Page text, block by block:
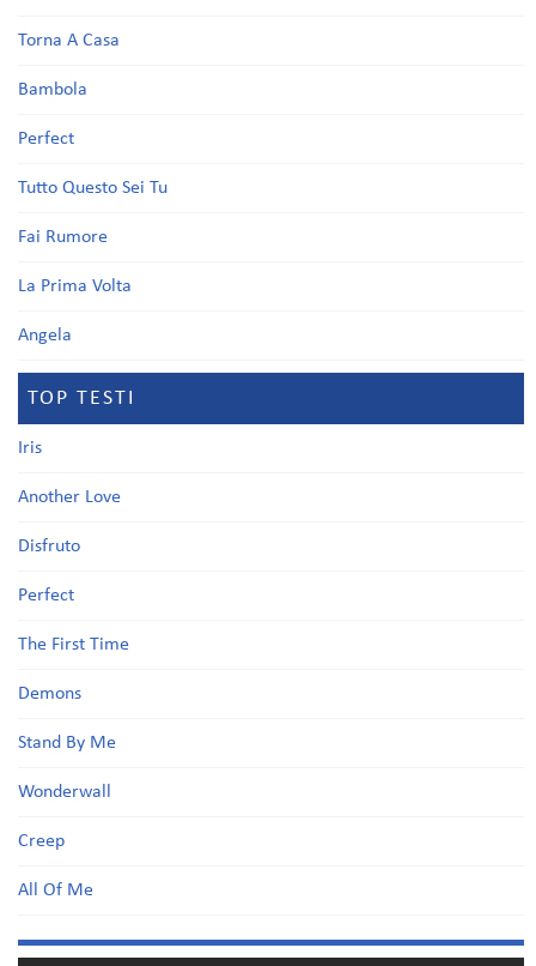
Torna A Casa
Bambola
Perfect
Tutto Questo Sei Tu
Fai Rumore
La Prima Volta
Angela
TOP TESTI
Iris
Another Love
Disfruto
Perfect
The First Time
Demons
Stand By Me
Wonderwall
Creep
All Of Me